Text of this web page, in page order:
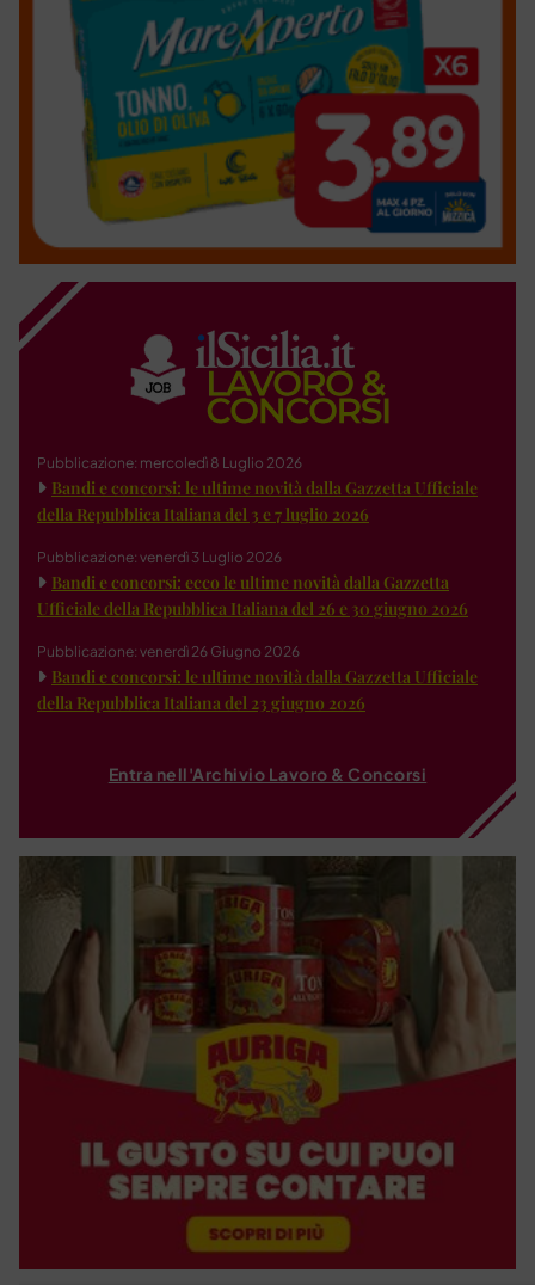
Pubblicazione: mercoledì 8 Luglio 2026
Bandi e concorsi: le ultime novità dalla Gazzetta Ufficiale
della Repubblica Italiana del 3 e 7 luglio 2026
Pubblicazione: venerdì 3 Luglio 2026
Bandi e concorsi: ecco le ultime novità dalla Gazzetta
Ufficiale della Repubblica Italiana del 26 e 30 giugno 2026
Pubblicazione: venerdì 26 Giugno 2026
Bandi e concorsi: le ultime novità dalla Gazzetta Ufficiale
della Repubblica Italiana del 23 giugno 2026
Entra nell'Archivio Lavoro & Concorsi